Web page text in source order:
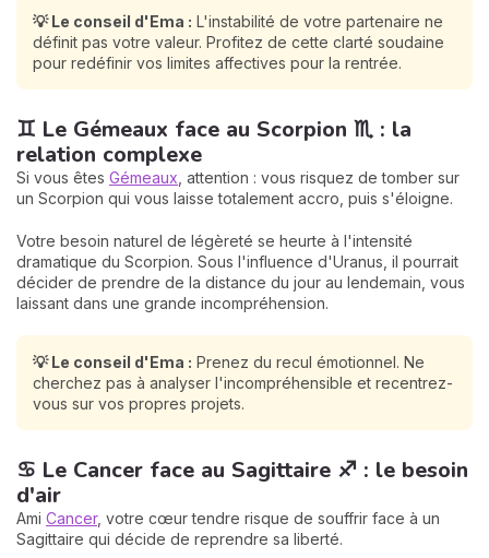
💡 Le conseil d'Ema : L'instabilité de votre partenaire ne
définit pas votre valeur. Profitez de cette clarté soudaine
pour redéfinir vos limites affectives pour la rentrée.
♊ Le Gémeaux face au Scorpion ♏ : la
relation complexe
Si vous êtes Gémeaux, attention : vous risquez de tomber sur
un Scorpion qui vous laisse totalement accro, puis s'éloigne.
Votre besoin naturel de légèreté se heurte à l'intensité
dramatique du Scorpion. Sous l'influence d'Uranus, il pourrait
décider de prendre de la distance du jour au lendemain, vous
laissant dans une grande incompréhension.
💡 Le conseil d'Ema : Prenez du recul émotionnel. Ne
cherchez pas à analyser l'incompréhensible et recentrez-
vous sur vos propres projets.
♋ Le Cancer face au Sagittaire ♐ : le besoin
d'air
Ami Cancer, votre cœur tendre risque de souffrir face à un
Sagittaire qui décide de reprendre sa liberté.